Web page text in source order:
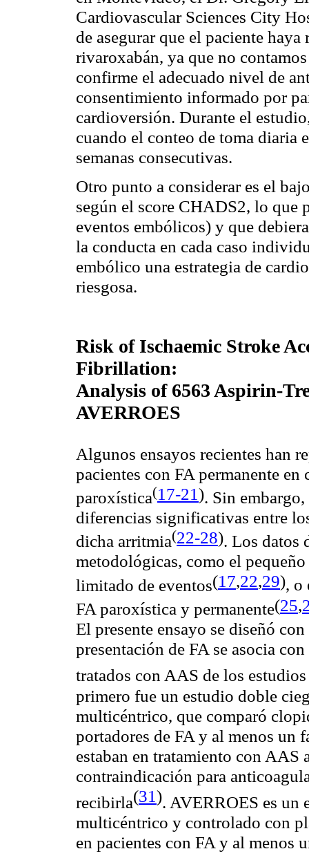
Cardiovascular Sciences City
de asegurar que el paciente
rivaroxabán, ya que no
confirme el adecuado nivel de
consentimiento informado por
cardioversión. Durante el
cuando el conteo de toma diaria
semanas consecutivas.
Otro punto a considerar es el
según el score CHADS2, lo que
eventos embólicos) y que
la conducta en cada caso
embólico una estrategia de
riesgosa.
Risk of Ischaemic Stroke
Fibrillation:
Analysis of 6563 Aspirin-
AVERROES
Algunos ensayos recientes han
pacientes con FA permanente
paroxística(17-21). Sin
diferencias significativas entre
dicha arritmia(22-28). Los datos
metodológicas, como el
limitado de eventos(17,22,29), o
FA paroxística y permanente(25,
El presente ensayo se diseñó
presentación de FA se asocia
tratados con AAS de los
primero fue un estudio doble
multicéntrico, que comparó
portadores de FA y al menos un
estaban en tratamiento con AAS
contraindicación para
recibirla(31). AVERROES es un
multicéntrico y controlado con
en pacientes con FA y al menos